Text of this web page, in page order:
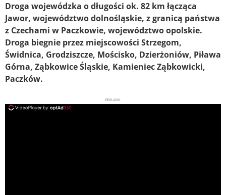
Droga wojewódzka o długości ok. 82 km łącząca
Jawor, województwo dolnośląskie, z granicą państwa
z Czechami w Paczkowie, województwo opolskie.
Droga biegnie przez miejscowości Strzegom,
Świdnica, Grodziszcze, Mościsko, Dzierżoniów, Piława
Górna, Ząbkowice Śląskie, Kamieniec Ząbkowicki,
Paczków.
REKLAMA